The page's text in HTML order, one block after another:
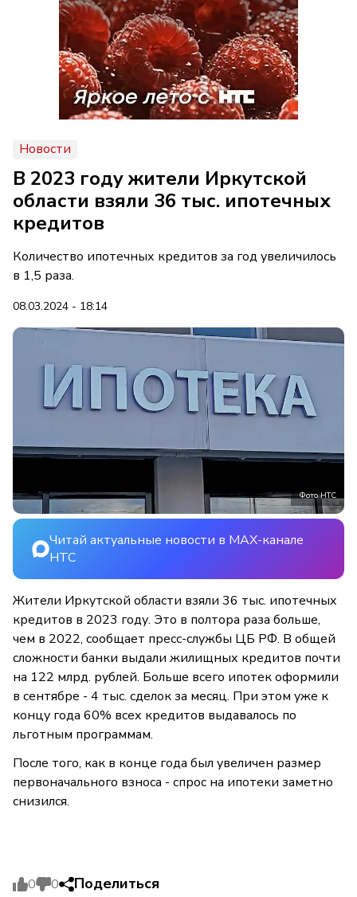
Новости
В 2023 году жители Иркутской
области взяли 36 тыс. ипотечных
кредитов
Количество ипотечных кредитов за год увеличилось
в 1,5 раза.
08.03.2024 - 18:14
Фото НТС
Читай актуальные новости в MAX-канале
НТС
Жители Иркутской области взяли 36 тыс. ипотечных
кредитов в 2023 году. Это в полтора раза больше,
чем в 2022, сообщает пресс-службы ЦБ РФ. В общей
сложности банки выдали жилищных кредитов почти
на 122 млрд. рублей. Больше всего ипотек оформили
в сентябре - 4 тыс. сделок за месяц. При этом уже к
концу года 60% всех кредитов выдавалось по
льготным программам.
После того, как в конце года был увеличен размер
первоначального взноса - спрос на ипотеки заметно
снизился.
0 0 Поделиться